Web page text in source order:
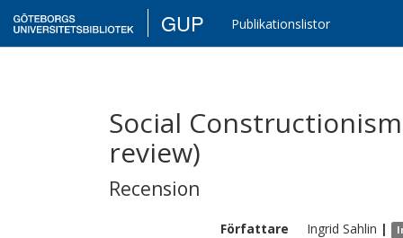
GUP Publikationslistor
Social
review)
Recension
Författare Ingrid Sahlin |